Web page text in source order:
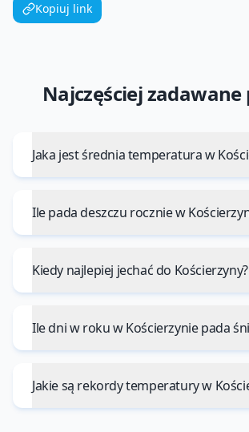
Kopiuj link
Najczęściej
Jaka jest średnia temperatura w
Ile pada deszczu rocznie w
Kiedy najlepiej jechać do Kościerzyny?
Ile dni w roku w Kościerzynie pada
Jakie są rekordy temperatury w